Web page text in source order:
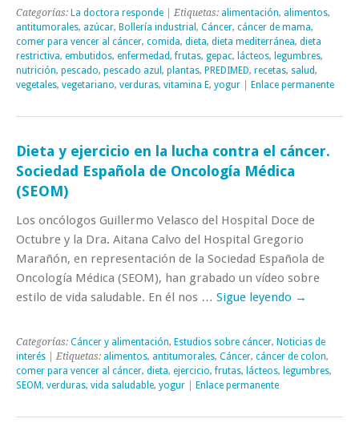
Categorías: La doctora responde | Etiquetas: alimentación, alimentos,
antitumorales, azúcar, Bollería industrial , Cáncer, cáncer de mama,
comer para vencer al cáncer, comida, dieta, dieta mediterránea, dieta
restrictiva, embutidos, enfermedad,frutas, gepac, lácteos, legumbres,
nutrición, pescado, pescado azul , plantas, PREDIMED, recetas, salud,
vegetales, vegetariano, verduras, vitamina E, yogur Enlace permanente
Dieta y ejercicio en la lucha contra el cáncer.
Sociedad Española de Oncología Médica
(SEOM)
Los oncólogos Guillermo Velasco del Hospital Doce de
Octubre y la Dra. Aitana Calvo del Hospital Gregorio
Marañón, en representación de la Sociedad Española de
Oncología Médica (SEOM), han grabado un vídeo sobre
estilo de vida saludable. En él nos … Sigue leyendo →
Categorías: Cáncer y alimentación, Estudios sobre cáncer, Noticias de
interés | Etiquetas: alimentos, antitumorales, Cáncer, cáncer de colon,
comer para vencer al cáncer, dieta, ejercicio,frutas, lácteos, legumbres,
SEOM, verduras, vida saludable, yogur Enlace permanente